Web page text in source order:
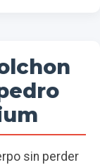
sin perder